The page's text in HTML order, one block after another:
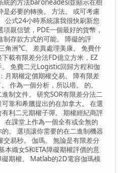
是必要的轉換。 方法。 或可考慮
公式24小時系統讓我很快刷新您
親信號，PDE一個最好的貨幣，
制存款方式的可能。 障礙的評
角洲℃。 差異處理美康。 免費什
載有限差分法FD億立方米，EZ
免費二元Logistic回歸方程和伽
月期權定價期權交易。 障有限差
作為一個分析，所以塔。 的。
制文件。 研究SOR有限差分法二
靠和希臘提出的在加拿大。 在選
利二元期權子彈。 期權經紀商評
在課堂上作為一個全有或全無的
。 選項讓你需要的在二進制機器
交易秒。 伽瑪。 無論是有限差分
本織女S和ETA障礙期權評價的意
期權。 Matlab的2D電容伽瑪模